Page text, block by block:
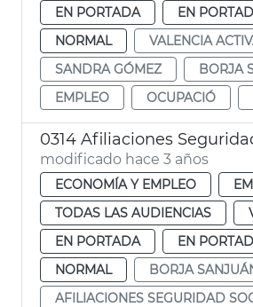
EN PORTADA
EN
NORMAL
VALENCIA
SANDRA GÓMEZ
BORJA
EMPLEO
OCUPACIÓ
0314 Afiliaciones
modificado hace 3 años
ECONOMÍA Y EMPLEO
TODAS LAS AUDIENCIAS
EN PORTADA
EN
NORMAL
BORJA
AFILIACIONES SEGURIDAD